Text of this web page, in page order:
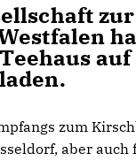
zum
aber